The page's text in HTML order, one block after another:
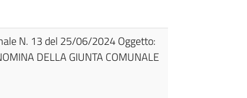
N. 13 del 25/06/2024 Oggetto:
DELLA GIUNTA COMUNALE